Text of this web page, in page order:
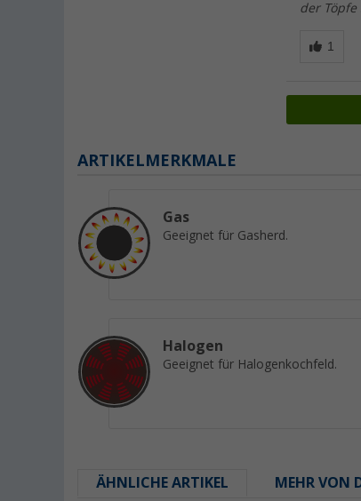
der
ARTIKELMERKMALE
Gas
Geeignet für Gasherd.
Halogen
Geeignet für Halogenkochfeld.
ÄHNLICHE ARTIKEL MEHR VON